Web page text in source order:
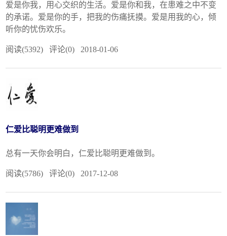
爱是你我，用心交织的生活。爱是你和我，在患难之中不变
的承诺。爱是你的手，把我的伤痛抚摸。爱是用我的心，倾
听你的忧伤欢乐。
阅读(5392) 评论(0) 2018-01-06
仁爱比聪明更难做到
总有一天你会明白，仁爱比聪明更难做到。
阅读(5786) 评论(0) 2017-12-08